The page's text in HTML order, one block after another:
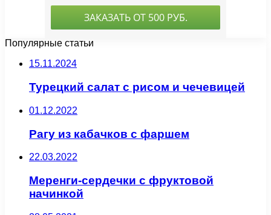
Популярные статьи
15.11.2024
Турецкий салат с рисом и чечевицей
01.12.2022
Рагу из кабачков с фаршем
22.03.2022
Меренги-сердечки с фруктовой
начинкой